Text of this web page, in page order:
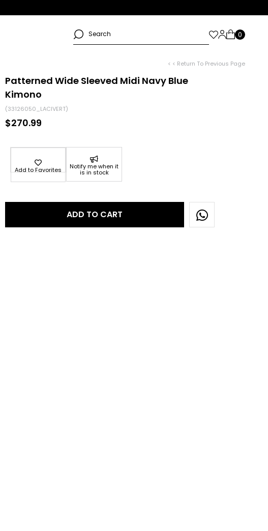
< < Return To Previous Page
Patterned Wide Sleeved Midi Navy Blue
Kimono
(33126050_LACIVERT)
$270.99
Add to Favorites Notify me when it
is in stock